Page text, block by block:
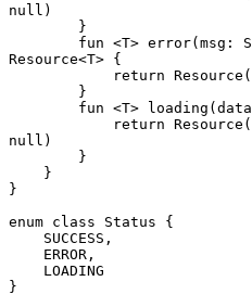
null)
        }
Resource<T> {
return
        }
fun <T>
null)
        }
    }
}
enum class Status {
    SUCCESS,
    ERROR,
    LOADING
}